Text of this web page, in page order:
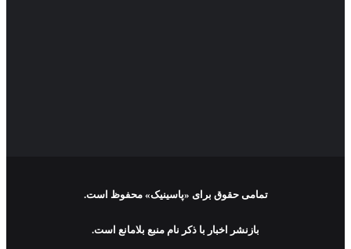
تمامی حقوق برای «پاسینیک» محفوظ است.
بازنشر اخبار با ذکر نام منبع بلامانع است.